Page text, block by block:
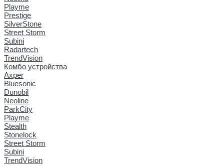
Playme
Prestige
SilverStone
Street Storm
Subini
Radartech
TrendVision
Комбо устройства
Axper
Bluesonic
Dunobil
Neoline
ParkCity
Playme
Stealth
Stonelock
Street Storm
Subini
TrendVision